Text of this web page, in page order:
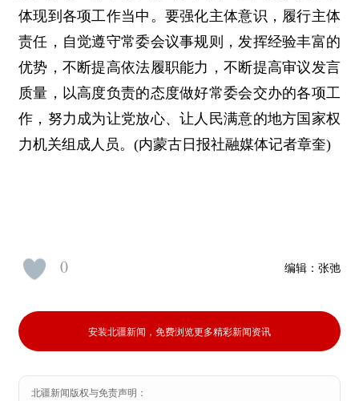
体现到各项工作当中。要强化主体意识，履行主体
责任，自觉遵守常委会议事规则，发挥经验丰富的
优势，不断提高依法履职能力，不断提高审议发言
质量，以高度负责的态度做好常委会交办的各项工
作，努力成为让党放心、让人民满意的地方国家权
力机关组成人员。(内蒙古日报社融媒体记者章奎)
编辑： 张弛
0
安装北疆新闻，免费浏览更多精彩新闻资讯
北疆新闻版权与免责声明：